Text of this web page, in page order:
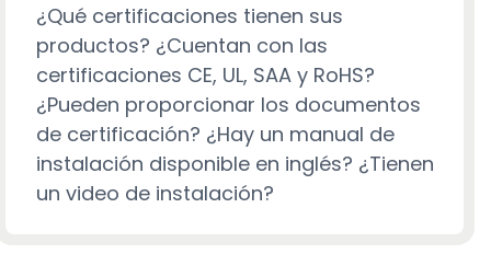
¿Qué certificaciones tienen sus
productos? ¿Cuentan con las
certificaciones CE, UL, SAA y RoHS?
¿Pueden proporcionar los documentos
de certificación? ¿Hay un manual de
instalación disponible en inglés? ¿Tienen
un video de instalación?